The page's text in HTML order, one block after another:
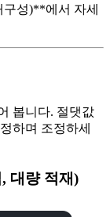
성)**에서 자세
봅니다. 절댓값
하며 조정하세
대량 적재)